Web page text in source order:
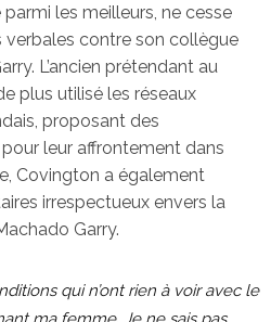
les meilleurs, ne cesse
verbales contre son collègue
L’ancien prétendant au
plus utilisé les réseaux
proposant des
leur affrontement dans
Covington a également
irrespectueux envers la
Garry.
qui n’ont rien à voir avec le